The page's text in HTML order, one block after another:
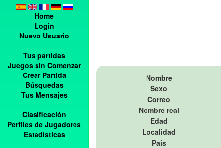
Home
Login
Nuevo Usuario
Tus partidas
Juegos sin Comenzar
Crear Partida
Búsquedas
Tus Mensajes
Clasificación
Perfiles de Jugadores
Estadísticas
Nombre
Sexo
Correo
Nombre real
Edad
Localidad
Pais